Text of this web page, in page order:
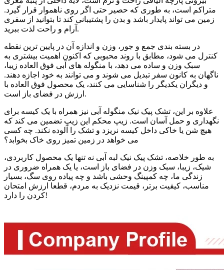
متراکم است، به طوری که حصیر حتی اگر روی ناهموار قرار گیرد.
زمین می تواند پایدار باشد و بدن را پشتیبانی کند تا بتوانید از سفری
آرام و راحت لذت ببرید.
در بسته بندی جمع و جور، وزن و اندازه آن در پایین ترین نقطه
کنترل می شود، مطابق با روند محبوبی که اکنون اهمیت بیشتری به
سبک وزن و ساده می دهد، با منگوله های آبی فوق العاده زیبا،
ناگهان به کانون سفر تبدیل می شوند و می توانند به خود اجازه دهند.
و دیگران یکدیگر را شناسایی می کنند، یک محصول فوق العاده با
ارزش در فضای باز است.
علاوه بر این، تشک پیک نیک منگوله آبی نیز همراه با یک کیسه برای
نگهداری و حمل آسان است. زیپ محکم این زیپ تضمین می کند که
هیچ شن یا خاکی داخل کیسه نریزد و تشک را آلوده نکند. چه کسی
می خواهد در زمین تمیز روی خاک بخوابد؟
به طور خلاصه، تشک پیک نیک لبه آبی نه تنها یک محصول کاربردی،
شیک، زیبا، سبک وزن در فضای باز است، یا یک همراه ضروری در
زندگی ما، چه کمپینگ وحشی باشد و چه پیاده روی سگ، بسیار
مناسب، کیفیت برتر، قیمت نزدیک به مردم، قطعا ارزش امتحان
کردن را دارد!